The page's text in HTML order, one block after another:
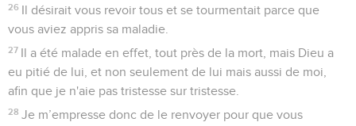
26 Il désirait vous revoir tous et se tourmentait parce que
vous aviez appris sa maladie.
27 Il a été malade en effet, tout près de la mort, mais Dieu a
eu pitié de lui, et non seulement de lui mais aussi de moi,
afin que je n'aie pas tristesse sur tristesse.
28 Je m’empresse donc de le renvoyer pour que vous